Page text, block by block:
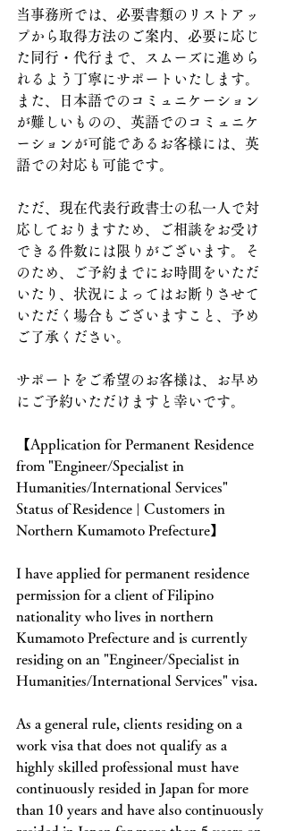
当事務所では、必要書類のリストアッ
プから取得方法のご案内、必要に応じ
た同行・代行まで、スムーズに進めら
れるよう丁寧にサポートいたします。
また、日本語でのコミュニケーション
が難しいものの、英語でのコミュニケ
ーションが可能であるお客様には、英
語での対応も可能です。
ただ、現在代表行政書士の私一人で対
応しておりますため、ご相談をお受け
できる件数には限りがございます。そ
のため、ご予約までにお時間をいただ
いたり、状況によってはお断りさせて
いただく場合もございますこと、予め
ご了承ください。
サポートをご希望のお客様は、お早め
にご予約いただけますと幸いです。
【Application for Permanent Residence
from "Engineer/Specialist in
Humanities/International Services"
Status of Residence | Customers in
Northern Kumamoto Prefecture】
I have applied for permanent residence
permission for a client of Filipino
nationality who lives in northern
Kumamoto Prefecture and is currently
residing on an "Engineer/Specialist in
Humanities/International Services" visa.
As a general rule, clients residing on a
work visa that does not qualify as a
highly skilled professional must have
continuously resided in Japan for more
than 10 years and have also continuously